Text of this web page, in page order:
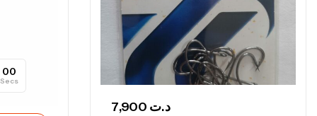
00
Secs
د.ت